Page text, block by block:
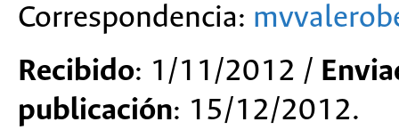
Correspondencia:
Recibido: 1/11/2012 /
publicación: 15/12/2012.